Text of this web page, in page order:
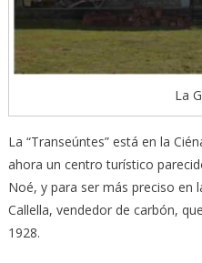
La
La “Transeúntes” está en la
ahora un centro turístico
Noé, y para ser más preciso en
Callella, vendedor de carbón,
1928.